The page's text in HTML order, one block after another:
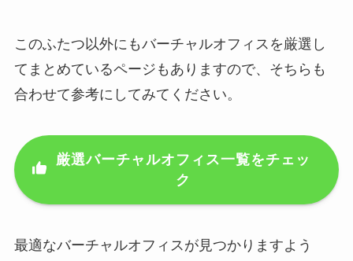
このふたつ以外にもバーチャルオフィスを厳選し
てまとめているページもありますので、そちらも
合わせて参考にしてみてください。
厳選バーチャルオフィス一覧をチェッ
ク
最適なバーチャルオフィスが見つかりますよう